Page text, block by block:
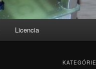
Licencia
KATEGÓRIE